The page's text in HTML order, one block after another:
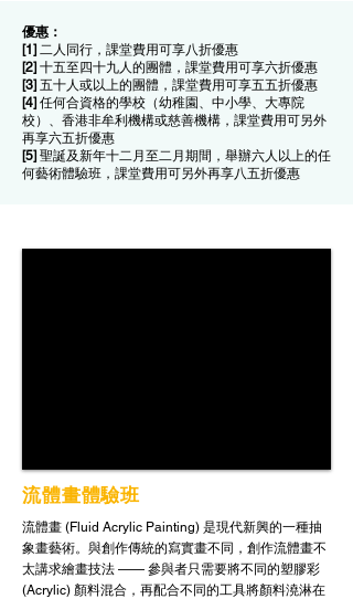
優惠：
[1]二人同行，課堂費用可享八折優惠
[2] 十五至四十九人的團體， 課堂費用可享六折優惠
[3] 五十人或以上的團體， 課堂費用可享五五折優惠
[4] 任何合資格的學校（幼稚園、中小學、大專院
校）、香港非牟利機構或慈善機構， 課堂費用可另外
再享六五折優惠
[5] 聖誕及新年十二月至二月期間，舉辦六人以上的任
何藝術體驗班，課堂費用可另外再享八五折優惠
流體畫體驗班
流體畫 (Fluid Acrylic Painting) 是現代新興的一種抽
象畫藝術。與創作傳統的寫實畫不同，創作流體畫不
太講求繪畫技法 —— 參與者只需要將不同的塑膠彩
(Acrylic) 顏料混合，再配合不同的工具將顏料澆淋在